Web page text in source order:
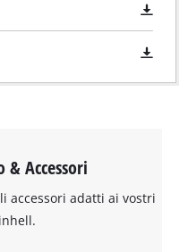
& Accessori
accessori adatti ai vostri